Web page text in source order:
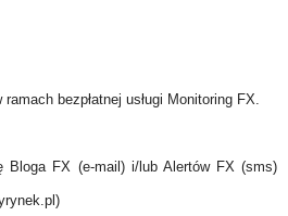
bezpłatnej usługi Monitoring FX.
Bloga FX (e-mail) i/lub Alertów FX (sms)